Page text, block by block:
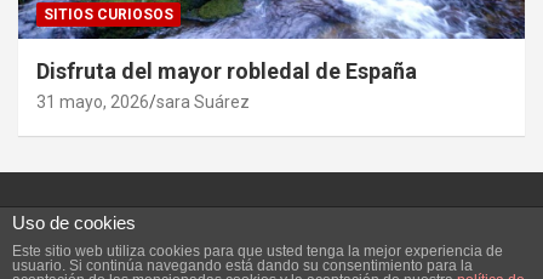
SITIOS CURIOSOS
Disfruta del mayor robledal de España
31 mayo, 2026 sara Suárez
Copyright ©2026Vivefeliz :) Tema por:Theme Horse
Uso de cookies
Este sitio web utiliza cookies para que usted tenga la mejor experiencia de
usuario. Si continúa navegando está dando su consentimiento para la